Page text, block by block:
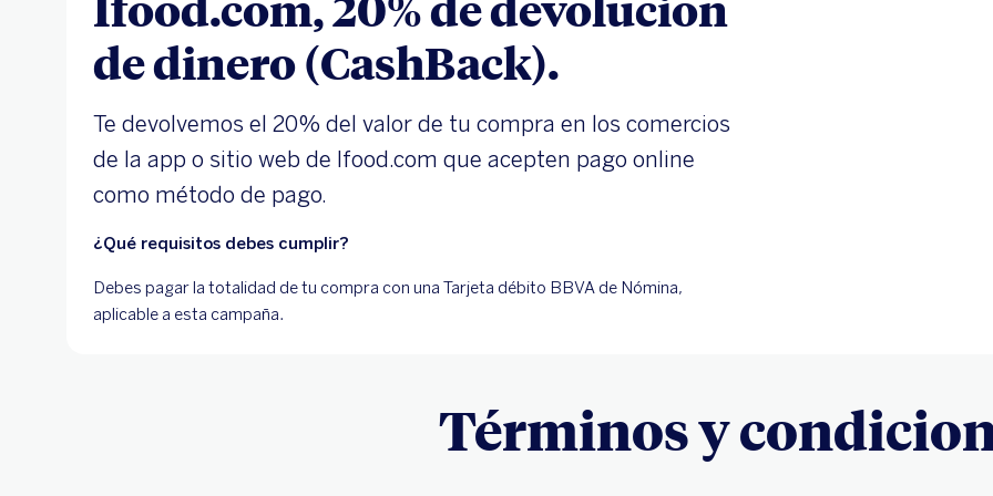
de dinero (CashBack).
Te devolvemos el 20% del valor de tu compra en los comercios
de la app o sitio web de Ifood.com que acepten pago online
como método de pago.
¿Qué requisitos debes cumplir?
Debes pagar la totalidad de tu compra con una Tarjeta débito BBVA de Nómina,
aplicable a esta campaña.
Términos y